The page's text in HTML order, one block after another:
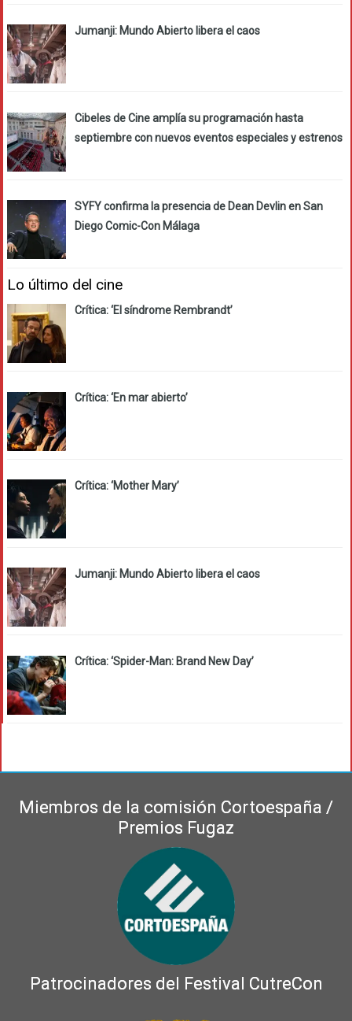
Jumanji: Mundo Abierto libera el caos
Cibeles de Cine amplía su programación hasta
septiembre con nuevos eventos especiales y estrenos
SYFY confirma la presencia de Dean Devlin en San
Diego Comic-Con Málaga
Lo último del cine
Crítica: ‘El síndrome Rembrandt’
Crítica: ‘En mar abierto’
Crítica: ‘Mother Mary’
Jumanji: Mundo Abierto libera el caos
Crítica: ‘Spider-Man: Brand New Day’
Miembros de la comisión Cortoespaña /
Premios Fugaz
Patrocinadores del Festival CutreCon